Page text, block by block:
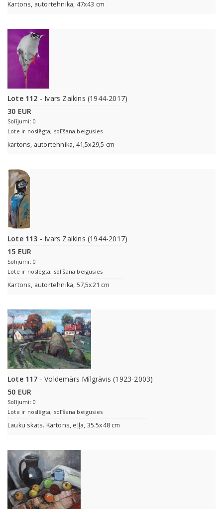
Kartons, autortehnika, 47x43 cm
Lote 112 - Ivars Zaikins (1944-2017)
30 EUR
Solījumi: 0
Lote ir noslēgta, solīšana beigusies
kartons, autortehnika, 41,5x29,5 cm
Lote 113 - Ivars Zaikins (1944-2017)
15 EUR
Solījumi: 0
Lote ir noslēgta, solīšana beigusies
Kartons, autortehnika, 57,5x21 cm
Lote 117 - Voldemārs Mīlgrāvis (1923-2003)
50 EUR
Solījumi: 0
Lote ir noslēgta, solīšana beigusies
Lauku skats. Kartons, eļļa, 35.5x48 cm